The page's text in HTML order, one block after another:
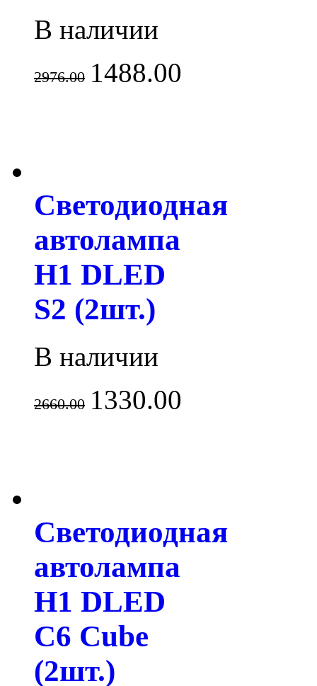
В наличии
2976.00 1488.00
Светодиодная
автолампа
H1 DLED
S2 (2шт.)
В наличии
2660.00 1330.00
Светодиодная
автолампа
H1 DLED
С6 Cube
(2шт.)